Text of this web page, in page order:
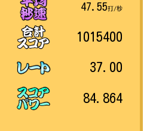
47.55打/秒
1015400
37.00
84.864